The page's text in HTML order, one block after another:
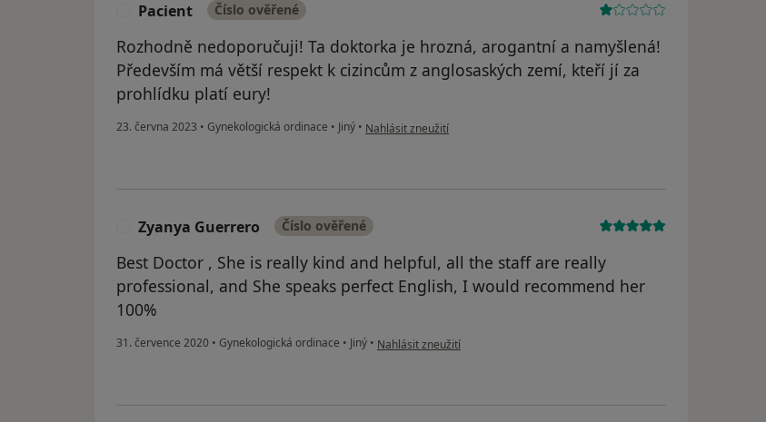
Pacient Číslo ověřené
Rozhodně nedoporučuji! Ta doktorka je hrozná, arogantní a namyšlená!
Především má větší respekt k cizincům z anglosaských zemí, kteří jí za
prohlídku platí eury!
23. června 2023 • Gynekologická ordinace • Jiný • podle názoru uživatele Pacient
Nahlásit zneužití
Zyanya Guerrero Číslo ověřené
Best Doctor , She is really kind and helpful, all the staff are really
professional, and She speaks perfect English, I would recommend her
100%
31. července 2020 • Gynekologická ordinace • Jiný • podle názoru uživatele Zyanya Guerrero
Nahlásit zneužití